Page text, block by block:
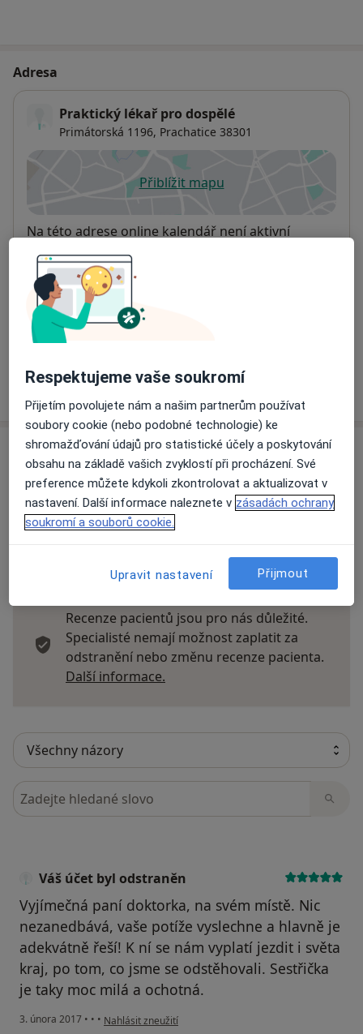
Adresa
Praktický lékař pro dospělé
Primátorská 1196, Prachatice 38301
Přiblížit mapuse otevře v nové záložce
Dostupnost
Na této adrese online kalendář není aktivní
Co mám v takové situaci udělat?
Způsoby platby (soukromé návštěvy)
Na teto adrese lékař přijímá pacienty na pojišťovnu
Detaily
Více
Názory
Přidejte svůj názor
Recenze pacientů jsou pro nás důležité.
Specialisté nemají možnost zaplatit za
odstranění nebo změnu recenze pacienta.
Další informace.
Hledejte v názorech
Váš účet byl odstraněn
Vyjímečná paní doktorka, na svém místě. Nic
nezanedbává, vaše potíže vyslechne a hlavně je
adekvátně řeší! K ní se nám vyplatí jezdit i světa
kraj, po tom, co jsme se odstěhovali. Sestřička
je taky moc milá a ochotná.
3. února 2017 • • • podle názoru uživatele Váš účet byl odstraněn
Nahlásit zneužití
Respektujeme vaše soukromí
Přijetím povolujete nám a našim partnerům používat
soubory cookie (nebo podobné technologie) ke
shromažďování údajů pro statistické účely a poskytování
obsahu na základě vašich zvyklostí při procházení. Své
preference můžete kdykoli zkontrolovat a aktualizovat v
nastavení. Další informace naleznete v zásadách ochrany
soukromí a souborů cookie.
Upravit nastavení Přijmout